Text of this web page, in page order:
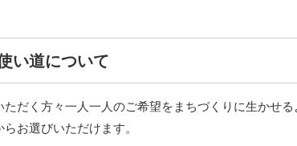
い道について
ただく方々一人一人のご希望をまちづくりに生かせ
お選びいただけます。